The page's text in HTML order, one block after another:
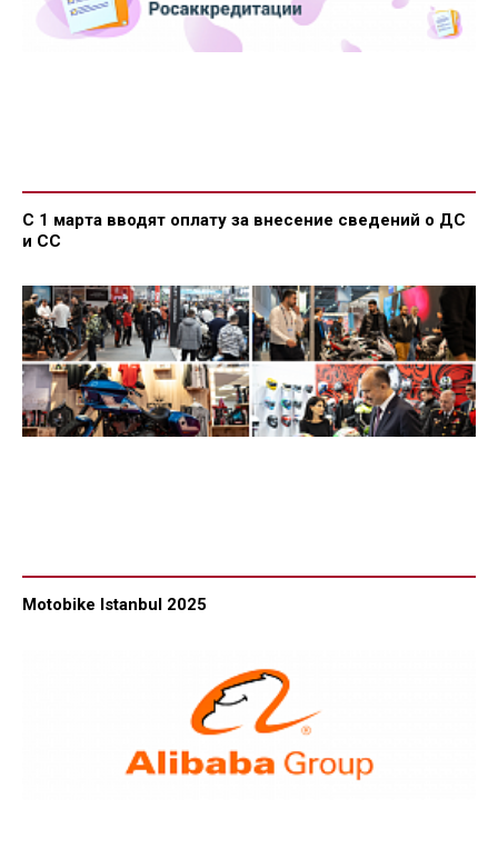
С 1 марта вводят оплату за внесение сведений о ДС
и СС
Motobike Istanbul 2025